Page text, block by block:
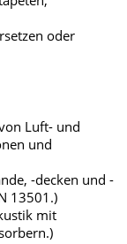
oder
Luft- und
und
-decken und -
13501.)
mit